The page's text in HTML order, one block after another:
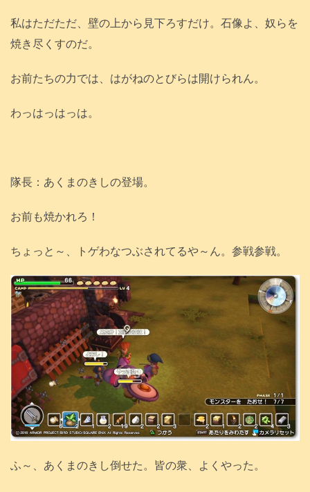
私はただただ、壁の上から見下ろすだけ。石像よ、奴らを
焼き尽くすのだ。
お前たちの力では、はがねのとびらは開けられん。
わっはっはっは。
隊長：あくまのきしの登場。
お前も焼かれろ！
ちょっと～、トゲわなつぶされてるや～ん。参戦参戦。
ふ～、あくまのきし倒せた。皆の衆、よくやった。